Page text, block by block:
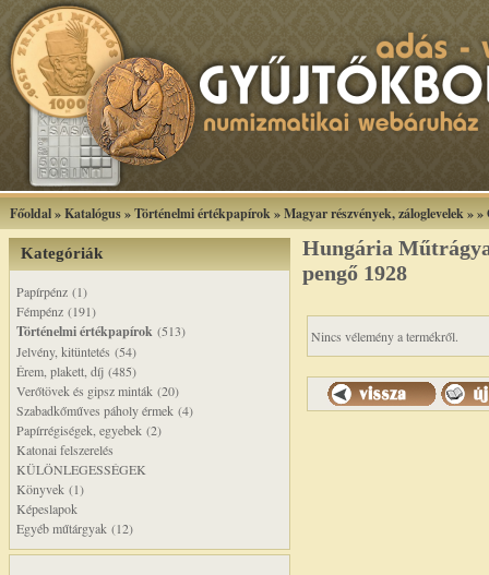
Főoldal»Katalógus»Történelmi értékpapírok»Magyar részvények, záloglevelek»»
Kategóriák
Papírpénz (1)
Fémpénz (191)
Történelmi értékpapírok (513)
Jelvény, kitüntetés (54)
Érem, plakett, díj (485)
Verőtövek és gipsz minták (20)
Szabadkőműves páholy érmek (4)
Papírrégiségek, egyebek (2)
Katonai felszerelés
KÜLÖNLEGESSÉGEK
Könyvek (1)
Képeslapok
Egyéb műtárgyak (12)
Hungária
pengő 1928
Nincs vélemény a termékről.